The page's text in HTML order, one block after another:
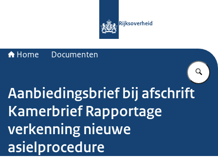
Rijksoverheid
Home Documenten
Aanbiedingsbrief bij afschrift
Kamerbrief Rapportage
verkenning nieuwe
asielprocedure